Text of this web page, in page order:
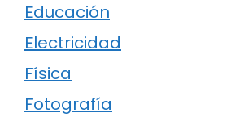
Educación
Electricidad
Física
Fotografía